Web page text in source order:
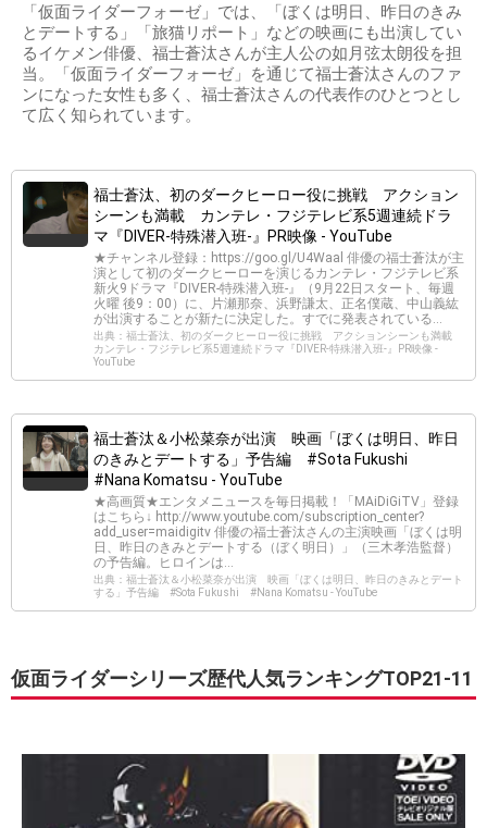
「仮面ライダーフォーゼ」では、「ぼくは明日、昨日のきみ
とデートする」「旅猫リポート」などの映画にも出演してい
るイケメン俳優、福士蒼汰さんが主人公の如月弦太朗役を担
当。「仮面ライダーフォーゼ」を通じて福士蒼汰さんのファ
ンになった女性も多く、福士蒼汰さんの代表作のひとつとし
て広く知られています。
福士蒼汰、初のダークヒーロー役に挑戦 アクション
シーンも満載 カンテレ・フジテレビ系5週連続ドラ
マ『DIVER-特殊潜入班-』PR映像 - YouTube
★チャンネル登録：https://goo.gl/U4Waal 俳優の福士蒼汰が主
演として初のダークヒーローを演じるカンテレ・フジテレビ系
新火9ドラマ『DIVER-特殊潜入班-』（9月22日スタート、毎週
火曜 後9：00）に、片瀬那奈、浜野謙太、正名僕蔵、中山義紘
が出演することが新たに決定した。すでに発表されている...
出典：福士蒼汰、初のダークヒーロー役に挑戦 アクションシーンも満載
カンテレ・フジテレビ系5週連続ドラマ『DIVER-特殊潜入班-』PR映像 -
YouTube
福士蒼汰＆小松菜奈が出演 映画「ぼくは明日、昨日
のきみとデートする」予告編 #Sota Fukushi
#Nana Komatsu - YouTube
★高画質★エンタメニュースを毎日掲載！「MAiDiGiTV」登録
はこちら↓ http://www.youtube.com/subscription_center?
add_user=maidigitv 俳優の福士蒼汰さんの主演映画「ぼくは明
日、昨日のきみとデートする（ぼく明日）」（三木孝浩監督）
の予告編。ヒロインは...
出典：福士蒼汰＆小松菜奈が出演 映画「ぼくは明日、昨日のきみとデート
する」予告編 #Sota Fukushi #Nana Komatsu - YouTube
仮面ライダーシリーズ歴代人気ランキングTOP21-11